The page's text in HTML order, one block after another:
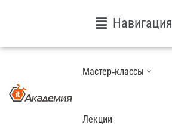
Курсы
Мастер-классы
Лекции
Навигация